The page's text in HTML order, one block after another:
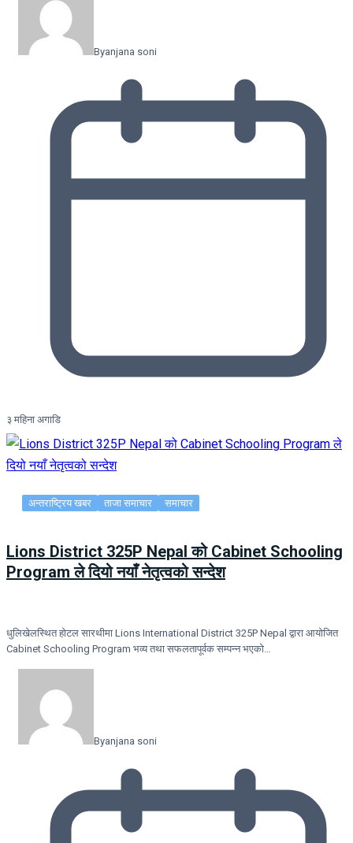
Byanjana soni
३ महिना अगाडि
अन्तराष्ट्रिय खबर ताजा समाचार समाचार
Lions District 325P Nepal को Cabinet Schooling
Program ले दियो नयाँ नेतृत्वको सन्देश
धुलिखेलस्थित होटल सारथीमा Lions International District 325P Nepal द्वारा आयोजित
Cabinet Schooling Program भव्य तथा सफलतापूर्वक सम्पन्न भएको…
Byanjana soni